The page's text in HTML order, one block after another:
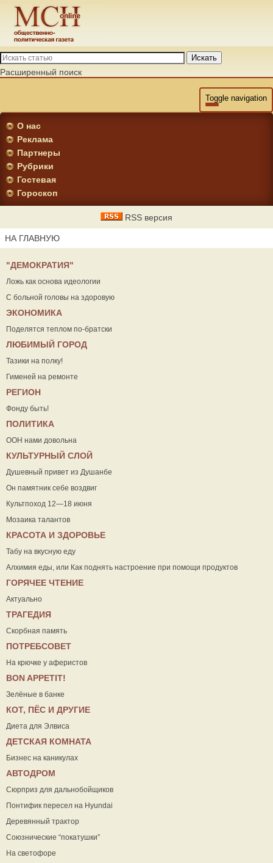
Искать
Расширенный поиск
Toggle navigation
О нас
Реклама
Партнеры
Рубрики
Гостевая
Гороскоп
RSS версия
НА ГЛАВНУЮ
"ДЕМОКРАТИЯ"
Ложь как основа идеологии
С больной головы на здоровую
ЭКОНОМИКА
Поделятся теплом по-братски
ЛЮБИМЫЙ ГОРОД
Тазики на полку!
Гименей на ремонте
РЕГИОН
Фонду быть!
ПОЛИТИКА
ООН нами довольна
КУЛЬТУРНЫЙ СЛОЙ
Душевный привет из Душанбе
Он памятник себе воздвиг
Культпоход 12—18 июня
Мозаика талантов
КРАСОТА И ЗДОРОВЬЕ
Табу на вкусную еду
Алхимия еды, или Как поднять настроение при помощи продуктов
ГОРЯЧЕЕ ЧТЕНИЕ
Актуально
ТРАГЕДИЯ
Скорбная память
ПОТРЕБСОВЕТ
На крючке у аферистов
ВON APPETIT!
Зелёные в банке
КОТ, ПЁС И ДРУГИЕ
Диета для Элвиса
ДЕТСКАЯ КОМНАТА
Бизнес на каникулах
АВТОДРОМ
Сюрприз для дальнобойщиков
Понтифик пересел на Hyundai
Деревянный трактор
Союзнические “покатушки”
На светофоре